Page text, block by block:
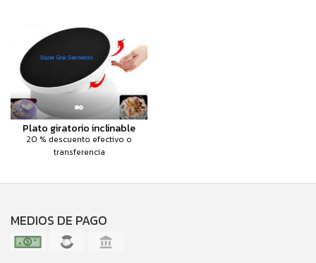
Plato giratorio inclinable
20 % descuento efectivo o
transferencia
MEDIOS DE PAGO